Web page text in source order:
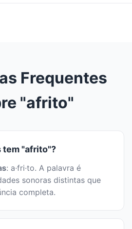
Frequentes
"afrito"
tem "afrito"?
: a·fri·to. A palavra é
sonoras distintas que
completa.